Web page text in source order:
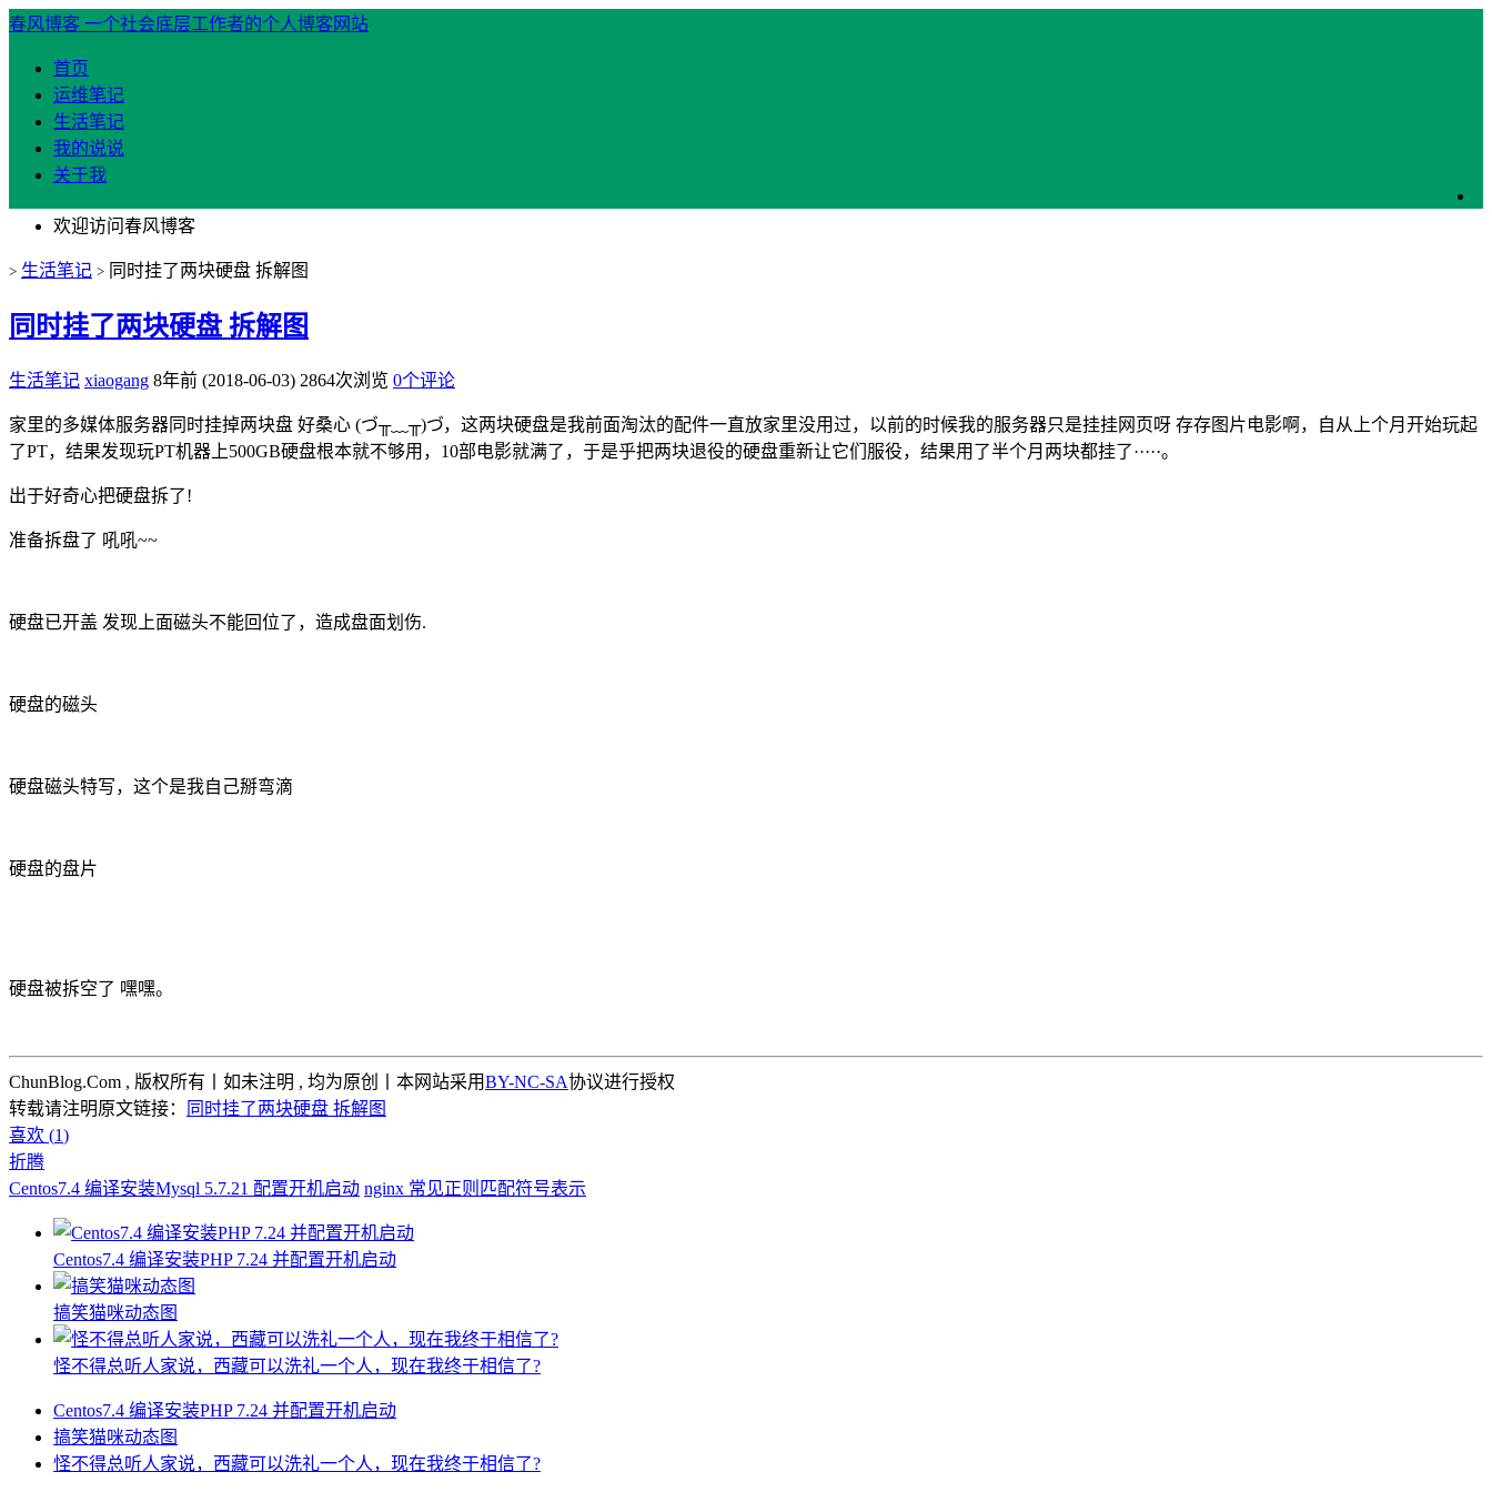
春风博客 一个社会底层工作者的个人博客网站
首页
运维笔记
生活笔记
我的说说
关于我
欢迎访问春风博客
> 生活笔记 > 同时挂了两块硬盘 拆解图
同时挂了两块硬盘 拆解图
生活笔记 xiaogang 8年前 (2018-06-03) 2864次浏览 0个评论
家里的多媒体服务器同时挂掉两块盘 好桑心 (づ╥﹏╥)づ，这两块硬盘是我前面淘汰的配件一直放家里没用过，以前的时候我的服务器只是挂挂网页呀 存存图片电影啊，自从上个月开始玩起
了PT，结果发现玩PT机器上500GB硬盘根本就不够用，10部电影就满了，于是乎把两块退役的硬盘重新让它们服役，结果用了半个月两块都挂了·····。
出于好奇心把硬盘拆了!
准备拆盘了 吼吼~~
硬盘已开盖 发现上面磁头不能回位了，造成盘面划伤.
硬盘的磁头
硬盘磁头特写，这个是我自己掰弯滴
硬盘的盘片
硬盘被拆空了 嘿嘿。
ChunBlog.Com , 版权所有丨如未注明 , 均为原创丨本网站采用BY-NC-SA协议进行授权
转载请注明原文链接：
同时挂了两块硬盘 拆解图
喜欢 (1)
折腾
Centos7.4 编译安装Mysql 5.7.21 配置开机启动 nginx 常见正则匹配符号表示
Centos7.4 编译安装PHP 7.24 并配置开机启动
搞笑猫咪动态图
怪不得总听人家说，西藏可以洗礼一个人，现在我终于相信了?
Centos7.4 编译安装PHP 7.24 并配置开机启动
搞笑猫咪动态图
怪不得总听人家说，西藏可以洗礼一个人，现在我终于相信了?